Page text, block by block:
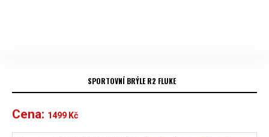
SPORTOVNÍ BRÝLE R2 FLUKE
Cena: 1499 Kč